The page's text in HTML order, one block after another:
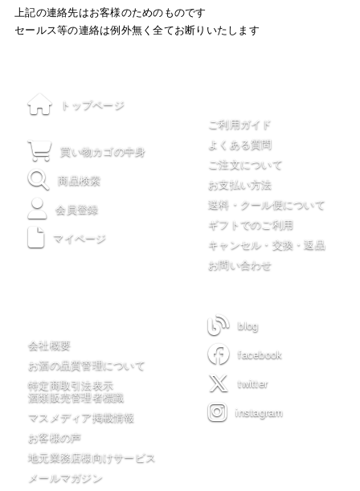
上記の連絡先はお客様のためのものです
セールス等の連絡は例外無く全てお断りいたします
トップページ
買い物カゴの中身
商品検索
会員登録
マイページ
ご利用ガイド
よくある質問
ご注文について
お支払い方法
送料・クール便について
ギフトでのご利用
キャンセル・交換・返品
お問い合わせ
会社概要
お酒の品質管理について
特定商取引法表示
酒類販売管理者標識
マスメディア掲載情報
お客様の声
地元業務店様向けサービス
メールマガジン
blog
facebook
twitter
instagram